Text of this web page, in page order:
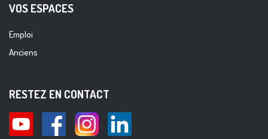
VOS ESPACES
Emploi
Anciens
RESTEZ EN CONTACT